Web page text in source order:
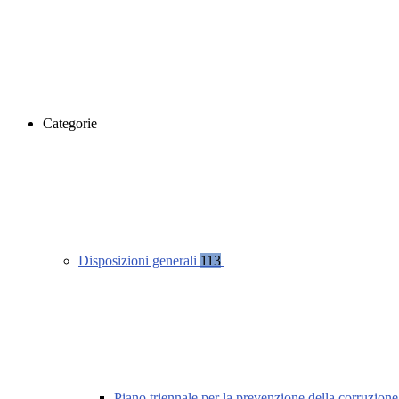
Categorie
Disposizioni generali 113